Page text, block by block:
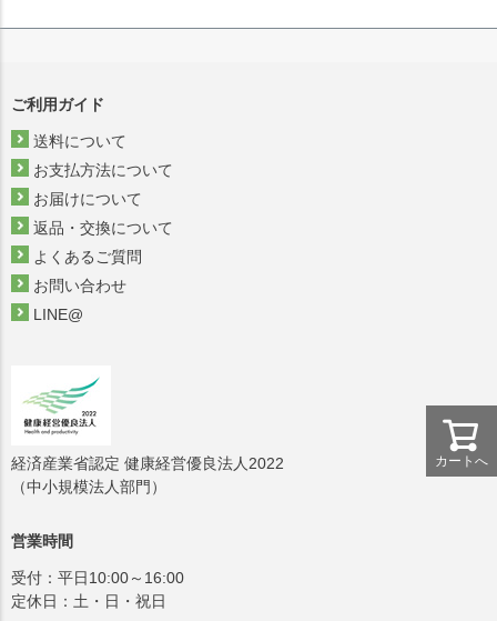
カートへ
ご利用ガイド
送料について
お支払方法について
お届けについて
返品・交換について
よくあるご質問
お問い合わせ
LINE@
経済産業省認定 健康経営優良法人2022
（中小規模法人部門）
営業時間
受付：平日10:00～16:00
定休日：土・日・祝日